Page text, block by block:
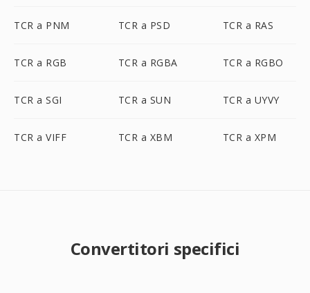
TCR a PNM TCR a PSD TCR a RAS
TCR a RGB TCR a RGBA TCR a RGBO
TCR a SGI TCR a SUN TCR a UYVY
TCR a VIFF TCR a XBM TCR a XPM
Convertitori specifici